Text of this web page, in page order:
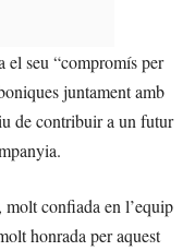
seu “compromís per
juntament amb
de contribuir a un futur
molt confiada en l’equip
honrada per aquest